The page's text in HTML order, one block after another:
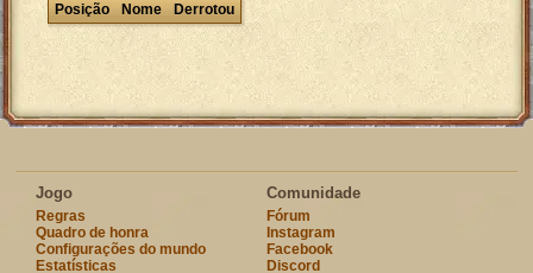
Posição Nome Derrotou
Jogo
Regras
Quadro de honra
Configurações do mundo
Estatísticas
Comunidade
Fórum
Instagram
Facebook
Discord